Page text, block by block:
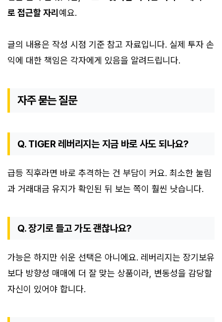
로 접근할 자리 예요.
글의 내용은 작성 시점 기준 참고 자료입니다. 실제 투자 손
익에 대한 책임은 각자에게 있음을 알려드립니다.
자주 묻는 질문
Q. TIGER 레버리지는 지금 바로 사도 되나요?
급등 직후라면 바로 추격하는 건 부담이 커요. 최소한 눌림
과 거래대금 유지가 확인된 뒤 보는 쪽이 훨씬 낫습니다.
Q. 장기로 들고 가도 괜찮나요?
가능은 하지만 쉬운 선택은 아니에요. 레버리지는 장기보유
보다 방향성 매매에 더 잘 맞는 상품이라, 변동성을 감당할
자신이 있어야 합니다.